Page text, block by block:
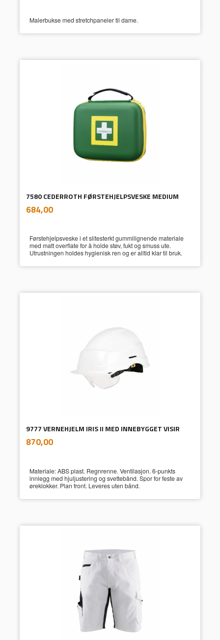
Malerbukse med stretchpaneler til dame.
7580 CEDERROTH FØRSTEHJELPSVESKE MEDIUM
Pris
684,00mva.
Førstehjelpsveske i et slitesterkt gummilignende materiale
med matt overflate for å holde støv, fukt og smuss ute.
Utrustningen holdes hygienisk ren og er alltid klar til bruk.
9777 VERNEHJELM IRIS II MED INNEBYGGET VISIR
Pris
870,00mva.
Materiale: ABS plast. Regnrenne. Ventilasjon. 6-punkts
innlegg med hjuljustering og svettebånd. Spor for feste av
øreklokker. Plan front. Leveres uten bånd.